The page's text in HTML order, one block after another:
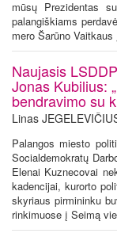
mūsų Prezidentas
palangiškiams
mero Šarūno
Naujasis
Jonas Kubilius:
bendravimo su
Linas
Palangos miesto
Socialdemokratų
Elenai Kuznecovai
kadencijai, kurorto
skyriaus pirmininku
rinkimuose į Seimą